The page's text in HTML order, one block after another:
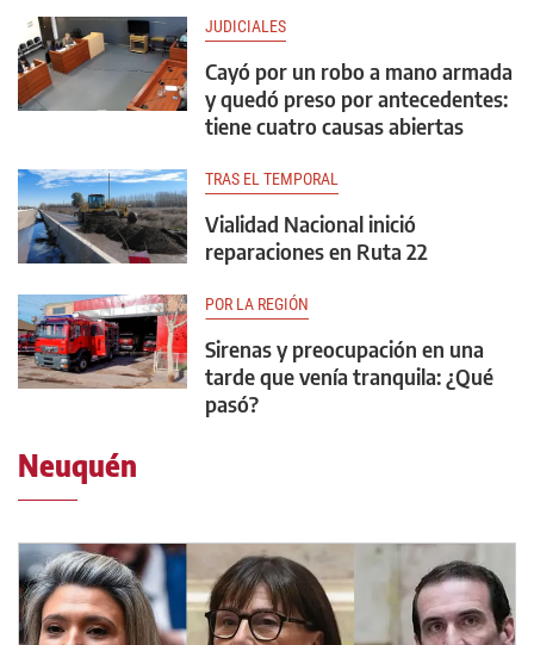
JUDICIALES
Cayó por un robo a mano armada
y quedó preso por antecedentes:
tiene cuatro causas abiertas
TRAS EL TEMPORAL
Vialidad Nacional inició
reparaciones en Ruta 22
POR LA REGIÓN
Sirenas y preocupación en una
tarde que venía tranquila: ¿Qué
pasó?
Neuquén